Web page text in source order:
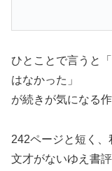
ひとことで言うと
はなかった」
が続きが気になる
242ページと短く、
文才がないゆえ書